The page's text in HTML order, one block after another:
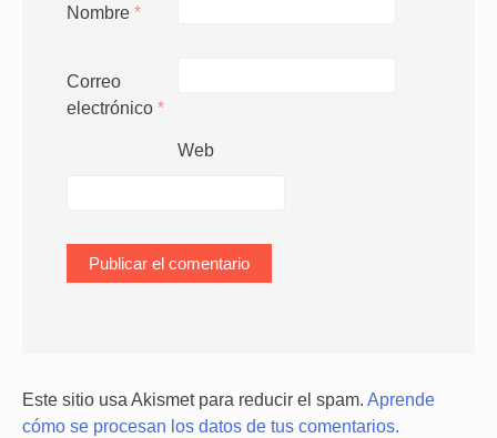
Nombre *
Correo
electrónico *
Web
Este sitio usa Akismet para reducir el spam. Aprende
cómo se procesan los datos de tus comentarios.